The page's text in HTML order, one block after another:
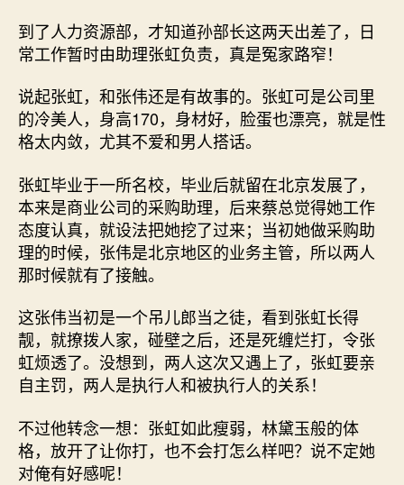
到了人力资源部，才知道孙部长这两天出差了，日
常工作暂时由助理张虹负责，真是冤家路窄！
说起张虹，和张伟还是有故事的。张虹可是公司里
的冷美人，身高170，身材好，脸蛋也漂亮，就是性
格太内敛，尤其不爱和男人搭话。
张虹毕业于一所名校，毕业后就留在北京发展了，
本来是商业公司的采购助理，后来蔡总觉得她工作
态度认真，就设法把她挖了过来；当初她做采购助
理的时候，张伟是北京地区的业务主管，所以两人
那时候就有了接触。
这张伟当初是一个吊儿郎当之徒，看到张虹长得
靓，就撩拨人家，碰壁之后，还是死缠烂打，令张
虹烦透了。没想到，两人这次又遇上了，张虹要亲
自主罚，两人是执行人和被执行人的关系！
不过他转念一想：张虹如此瘦弱，林黛玉般的体
格，放开了让你打，也不会打怎么样吧？说不定她
对俺有好感呢！